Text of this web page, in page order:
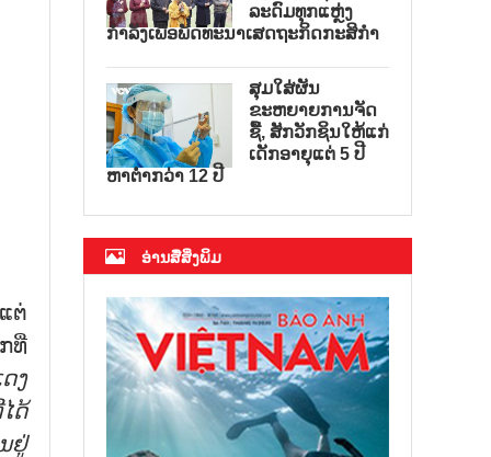
ຕ່
ທີ່
ງ
ດ້
ຢູ່
ລະດົມທຸກແຫຼ່ງ
ກຳລັງເພື່ອພັດທະນາເສດຖະກິດກະສິກຳ
ສຸມໃສ່ຜັນ
ຂະຫຍາຍການຈັດ
ຊື້, ສັກວັກຊິນໃຫ້ແກ່
ເດັກອາຍຸແຕ່ 5 ປີ
ຫາຕ່ຳກວ່າ 12 ປີ
ອ່ານສື່ສິ່ງພິມ